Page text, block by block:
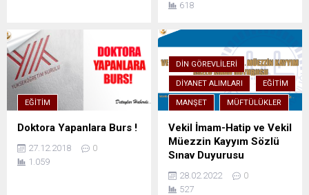
618
EĞITIM
Doktora Yapanlara Burs !
27.12.2018
0
1.059
DIN GÖREVLILERI
DIYANET ALIMLARI EĞITIM
MANŞET MÜFTÜLÜKLER
Vekil İmam-Hatip ve Vekil
Müezzin Kayyım Sözlü
Sınav Duyurusu
28.02.2022
0
527